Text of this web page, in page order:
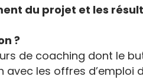
du projet et les
?
de coaching dont le
avec les offres d’emploi